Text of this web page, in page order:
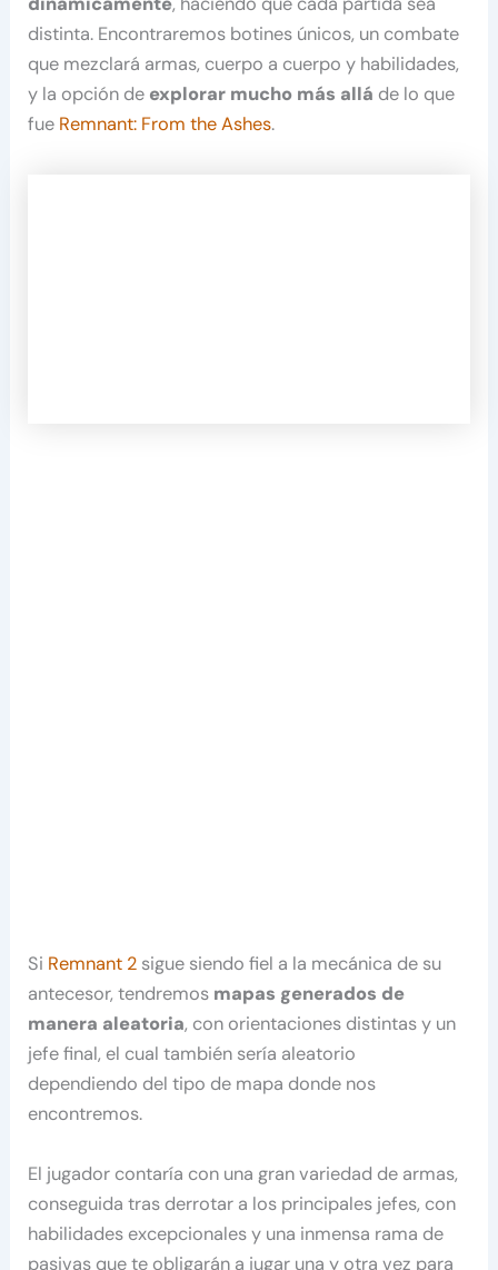
distinta. Encontraremos botines únicos, un combate
que mezclará armas, cuerpo a cuerpo y habilidades,
y la opción de explorar mucho más allá de lo que
fue Remnant: From the Ashes.
Si Remnant 2 sigue siendo fiel a la mecánica de su
antecesor, tendremos mapas generados de
manera aleatoria, con orientaciones distintas y un
jefe final, el cual también sería aleatorio
dependiendo del tipo de mapa donde nos
encontremos.
El jugador contaría con una gran variedad de armas,
conseguida tras derrotar a los principales jefes, con
habilidades excepcionales y una inmensa rama de
pasivas que te obligarán a jugar una y otra vez para